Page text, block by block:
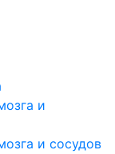
и
и сосудов